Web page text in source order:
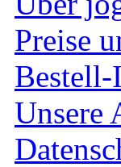
Preise
Bestell-
Unsere